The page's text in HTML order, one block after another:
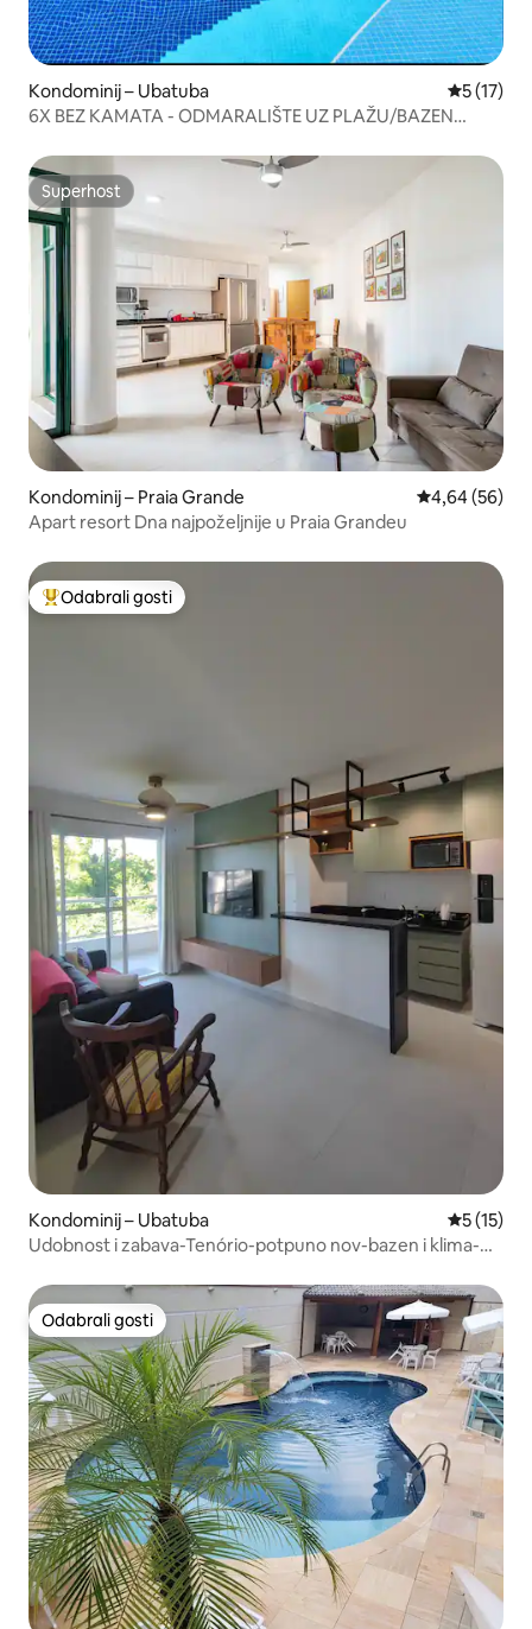
Kondominij – Ubatuba Prosječna
5 (17)
6X BEZ KAMATA - ODMARALIŠTE UZ PLAŽU/BAZEN
Superhost
Superhost
Kondominij – Praia Grande Prosječna
4,64 (56)
Apart resort Dna najpoželjnije u Praia Grandeu
Među najviše rangiranima s oznakom „Odabrali gosti”
Odabrali gosti
Kondominij – Ubatuba Prosječna
5 (15)
Udobnost i zabava-Tenório-potpuno nov-bazen i klima-
Odabrali gosti
Odabrali gosti